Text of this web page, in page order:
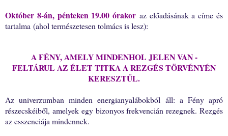
Október 8-án, pénteken 19.00 órakor az előadásának a címe és
tartalma (ahol természetesen tolmács is lesz):
A FÉNY, AMELY MINDENHOL JELEN VAN -
FELTÁRUL AZ ÉLET TITKA A REZGÉS TÖRVÉNYÉN
KERESZTÜL.
Az univerzumban minden energianyalábokból áll: a Fény apró
részecskéiből, amelyek egy bizonyos frekvencián rezegnek. Rezgés
az esszenciája mindennek.